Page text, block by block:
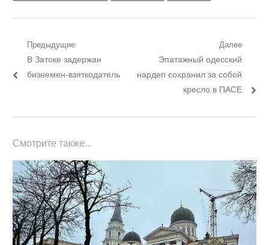
Навигация
по
Предыдущие
Предыдущий
пост:
В Затоке задержан
бизнемен-взяткодатель
Далее
Следующий
пост:
Эпатажный одесский
нардеп сохранил за собой
кресло в ПАСЕ
Смотрите также...